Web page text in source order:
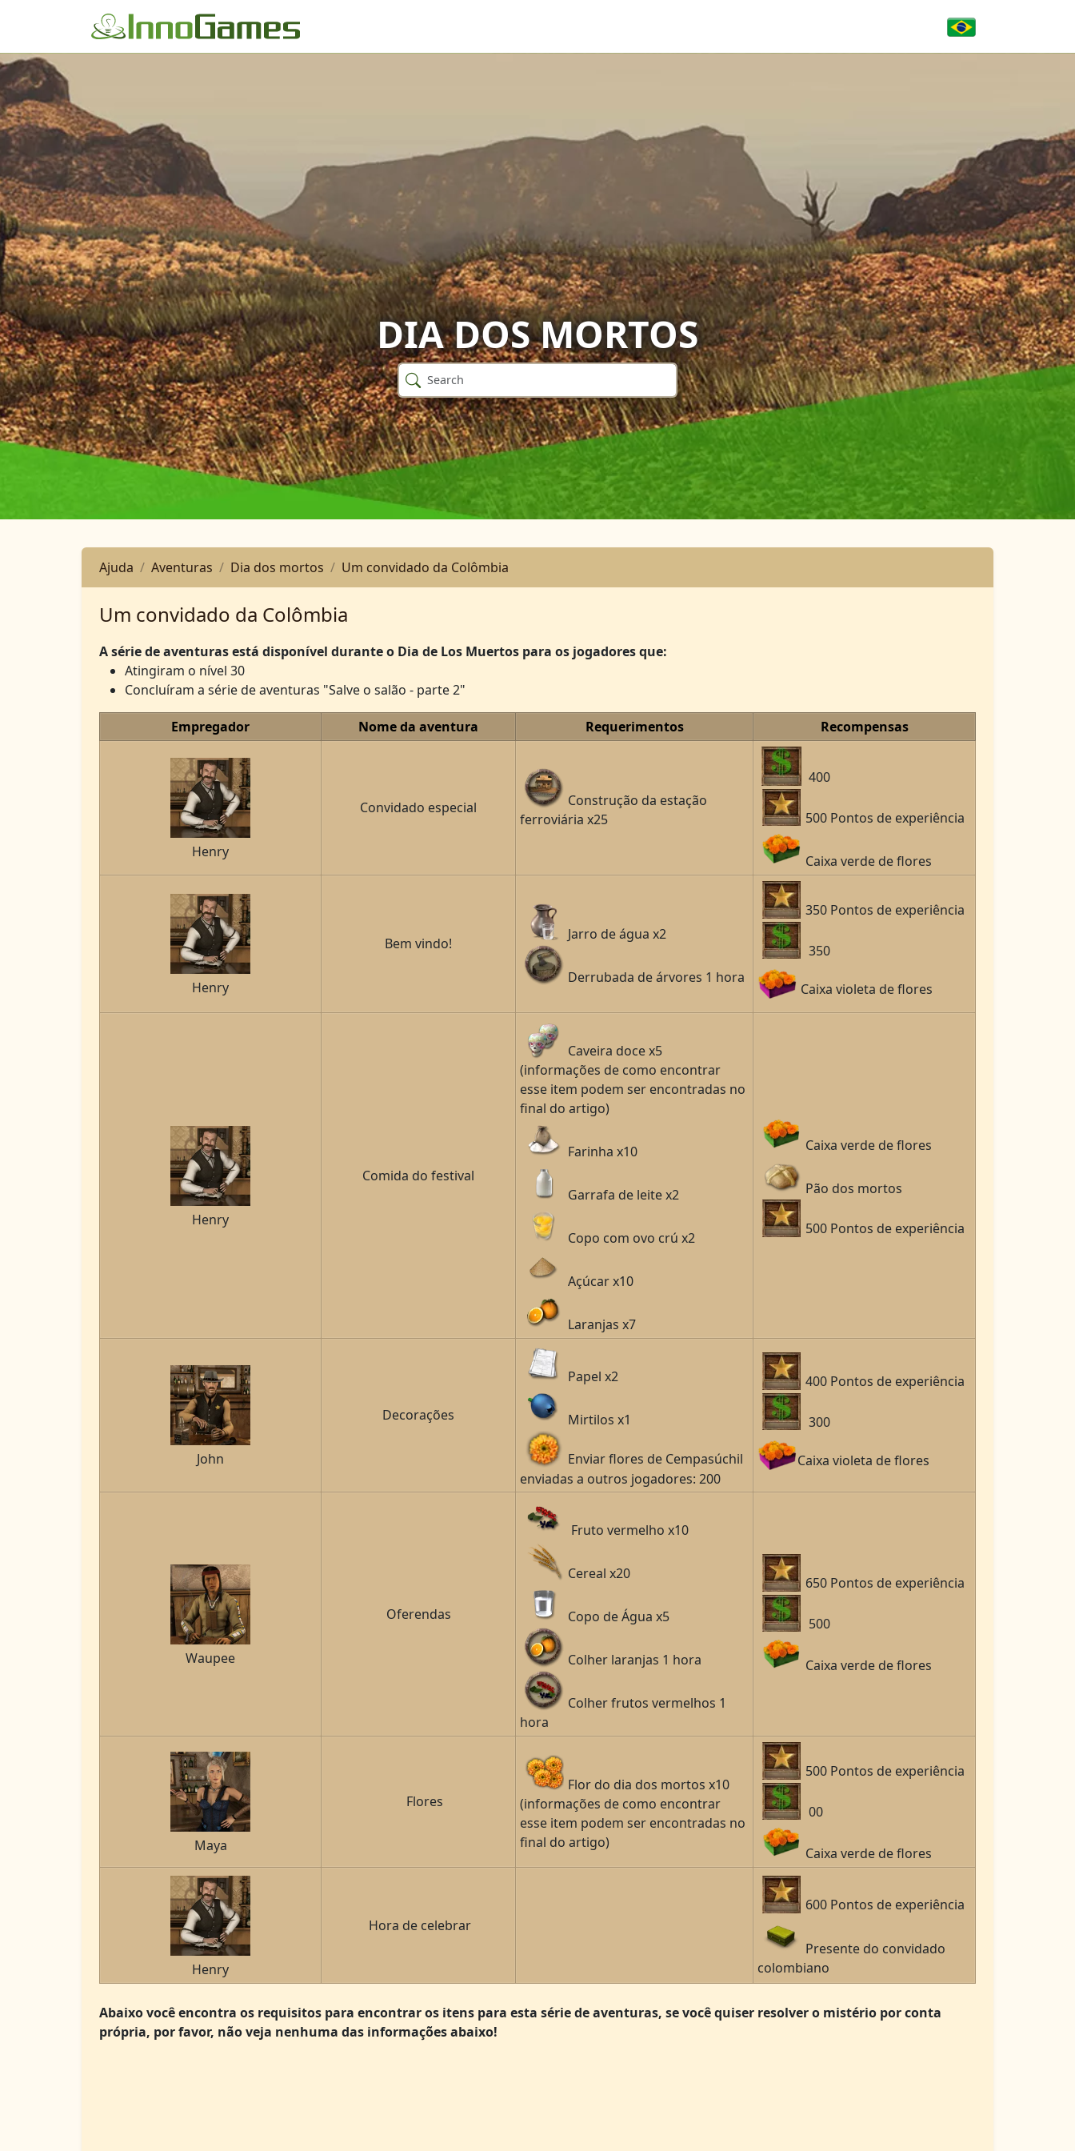
DIA DOS MORTOS
Ajuda Aventuras Dia dos mortos Um convidado da Colômbia
Um convidado da Colômbia
A série de aventuras está disponível durante o Dia de Los Muertos para os jogadores que:
Atingiram o nível 30
Concluíram a série de aventuras "Salve o salão - parte 2"
Empregador Nome da aventura Requerimentos Recompensas
Henry
Convidado especial
Construção da estação
ferroviária x25
400
500 Pontos de experiência
Caixa verde de flores
Henry
Bem vindo!
Jarro de água x2
Derrubada de árvores 1 hora
350 Pontos de experiência
350
Caixa violeta de flores
Henry
Comida do festival
Caveira doce x5
(informações de como encontrar
esse item podem ser encontradas no
final do artigo)
Farinha x10
Garrafa de leite x2
Copo com ovo crú x2
Açúcar x10
Laranjas x7
Caixa verde de flores
Pão dos mortos
500 Pontos de experiência
John
Decorações
Papel x2
Mirtilos x1
Enviar flores de Cempasúchil
enviadas a outros jogadores: 200
400 Pontos de experiência
300
Caixa violeta de flores
Waupee
Oferendas
Fruto vermelho x10
Cereal x20
Copo de Água x5
Colher laranjas 1 hora
Colher frutos vermelhos 1
hora
650 Pontos de experiência
500
Caixa verde de flores
Maya
Flores
Flor do dia dos mortos x10
(informações de como encontrar
esse item podem ser encontradas no
final do artigo)
500 Pontos de experiência
00
Caixa verde de flores
Henry
Hora de celebrar
600 Pontos de experiência
Presente do convidado
colombiano
Abaixo você encontra os requisitos para encontrar os itens para esta série de aventuras, se você quiser resolver o mistério por conta
própria, por favor, não veja nenhuma das informações abaixo!